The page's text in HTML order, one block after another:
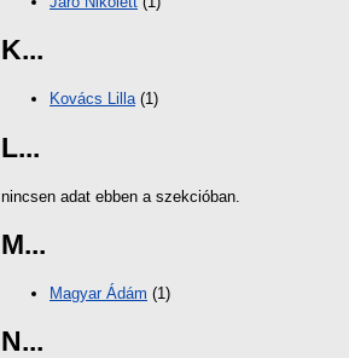
K...
Kovács Lilla(1)
L...
nincsen adat ebben a szekcióban.
M...
Magyar Ádám (1)
N...